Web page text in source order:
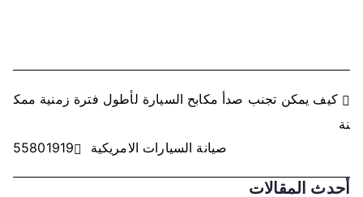
ت
ص
فّ
كيف يمكن تجنب صدأ مكابح السيارة لأطول فترة زمنية ممك
نة
صيانة السيارات الامريكية 55801919
أحدث المقالات